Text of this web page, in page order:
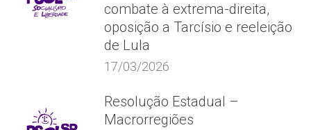
combate à extrema-direita,
oposição a Tarcísio e reeleição
de Lula
17/03/2026
Resolução Estadual –
Macrorregiões